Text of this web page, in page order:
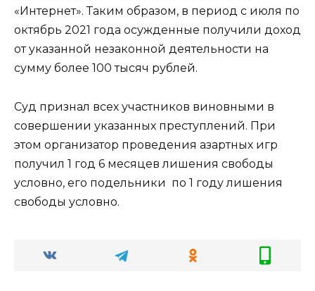
«Интернет». Таким образом, в период с июля по
октябрь 2021 года осужденные получили доход
от указанной незаконной деятельности на
сумму более 100 тысяч рублей.
Суд признал всех участников виновными в
совершении указанных преступлений. При
этом организатор проведения азартных игр
получил 1 год 6 месяцев лишения свободы
условно, его подельники по 1 году лишения
свободы условно.